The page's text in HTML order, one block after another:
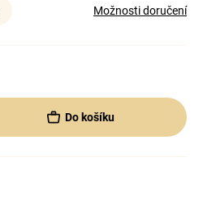
Možnosti doručení
Do košíku